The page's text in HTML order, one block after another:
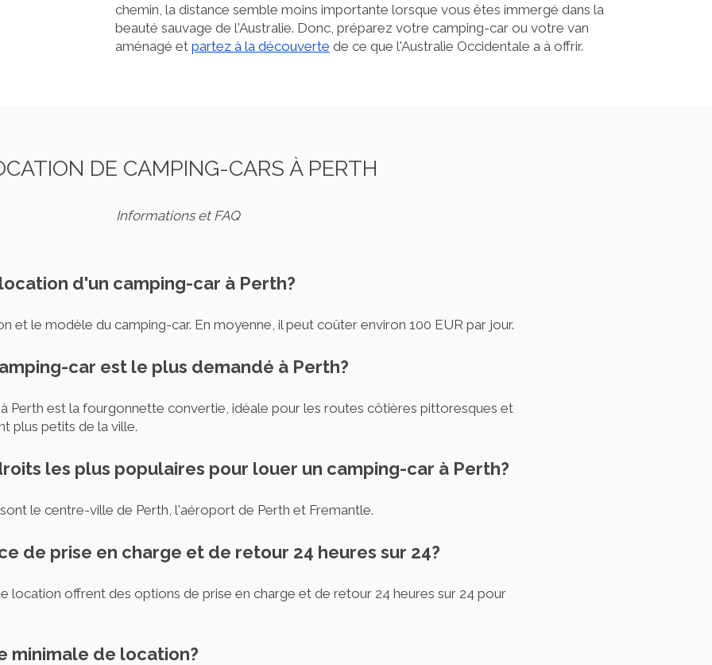
chemin, la distance semble moins importante lorsque vous êtes immergé dans la
beauté sauvage de l'Australie. Donc, préparez votre camping-car ou votre van
aménagé et partez à la découverte de ce que l'Australie Occidentale a à offrir.
DE CAMPING-CARS À PERTH
Informations et FAQ
d'un camping-car à Perth?
et le modèle du camping-car. En moyenne, il peut coûter environ 100 EUR par jour.
car est le plus demandé à Perth?
Perth est la fourgonnette convertie, idéale pour les routes côtières pittoresques et
plus petits de la ville.
les plus populaires pour louer un camping-car à Perth?
le centre-ville de Perth, l'aéroport de Perth et Fremantle.
de prise en charge et de retour 24 heures sur 24?
location offrent des options de prise en charge et de retour 24 heures sur 24 pour
minimale de location?